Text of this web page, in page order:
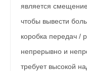
является
чтобы вывести
коробка передач /
непрерывно и
требует высокой